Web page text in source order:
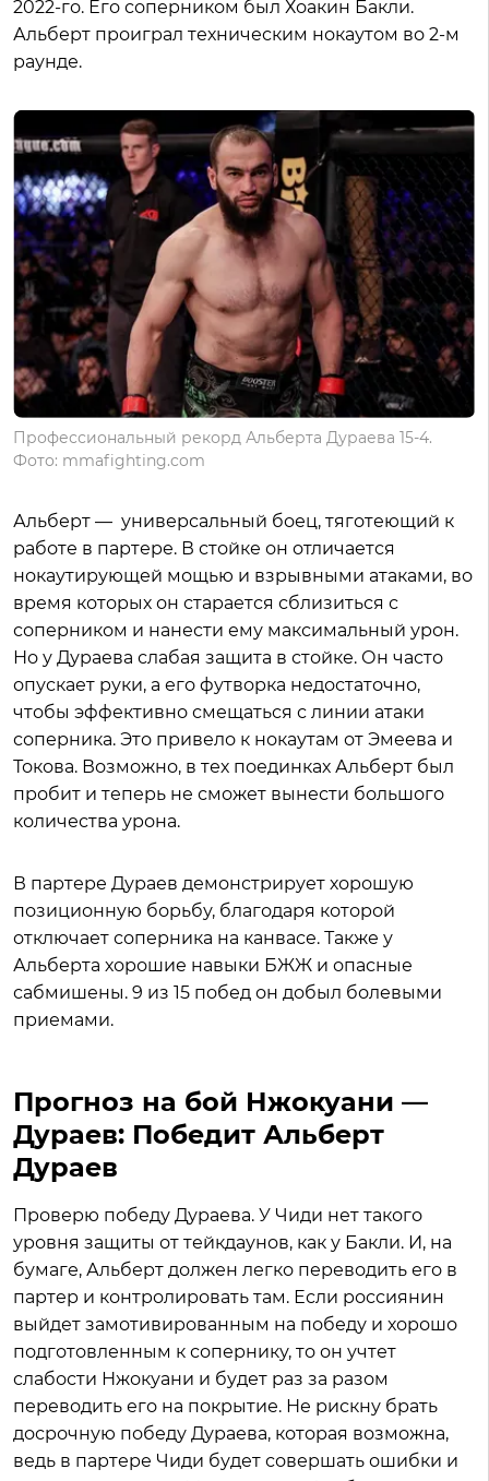
2022-го. Его соперником был Хоакин Бакли.
Альберт проиграл техническим нокаутом во 2-м
раунде.
Профессиональный рекорд Альберта Дураева 15-4.
Фото: mmafighting.com
Альберт — универсальный боец, тяготеющий к
работе в партере. В стойке он отличается
нокаутирующей мощью и взрывными атаками, во
время которых он старается сблизиться с
соперником и нанести ему максимальный урон.
Но у Дураева слабая защита в стойке. Он часто
опускает руки, а его футворка недостаточно,
чтобы эффективно смещаться с линии атаки
соперника. Это привело к нокаутам от Эмеева и
Токова. Возможно, в тех поединках Альберт был
пробит и теперь не сможет вынести большого
количества урона.
В партере Дураев демонстрирует хорошую
позиционную борьбу, благодаря которой
отключает соперника на канвасе. Также у
Альберта хорошие навыки БЖЖ и опасные
сабмишены. 9 из 15 побед он добыл болевыми
приемами.
Прогноз на бой Нжокуани —
Дураев: Победит Альберт
Дураев
Проверю победу Дураева. У Чиди нет такого
уровня защиты от тейкдаунов, как у Бакли. И, на
бумаге, Альберт должен легко переводить его в
партер и контролировать там. Если россиянин
выйдет замотивированным на победу и хорошо
подготовленным к сопернику, то он учтет
слабости Нжокуани и будет раз за разом
переводить его на покрытие. Не рискну брать
досрочную победу Дураева, которая возможна,
ведь в партере Чиди будет совершать ошибки и